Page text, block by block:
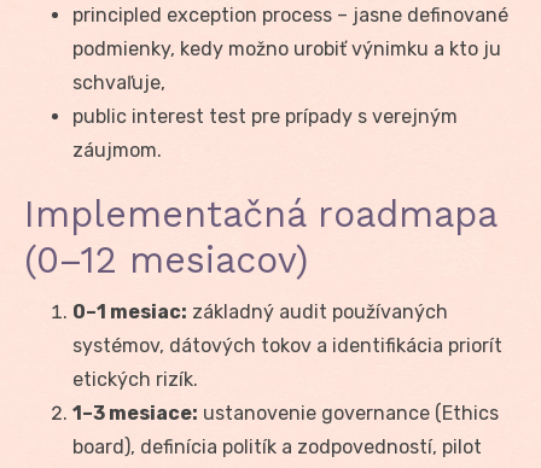
principled exception process – jasne definované
podmienky, kedy možno urobiť výnimku a kto ju
schvaľuje,
public interest test pre prípady s verejným
záujmom.
Implementačná roadmapa
(0–12 mesiacov)
0–1 mesiac: základný audit používaných
systémov, dátových tokov a identifikácia priorít
etických rizík.
1–3 mesiace: ustanovenie governance (Ethics
board), definícia politík a zodpovedností, pilot